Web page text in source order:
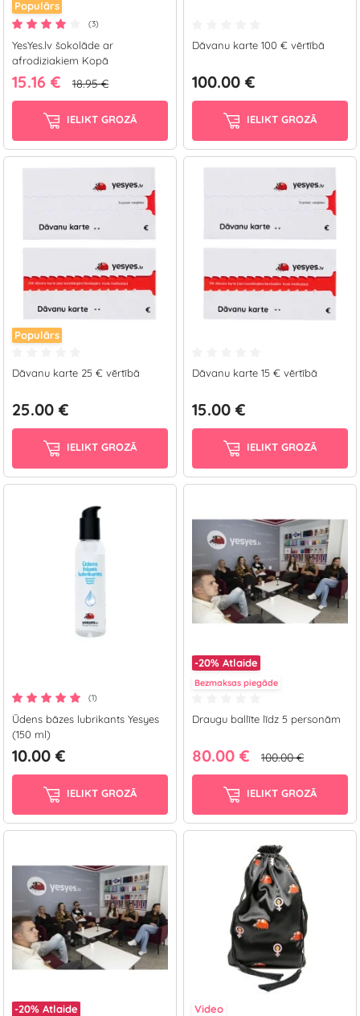
Populārs
(3)
YesYes.lv šokolāde ar
afrodiziakiem Kopā
15.16 € 18.95 €
IELIKT GROZĀ
Dāvanu karte 100 € vērtībā
100.00 €
IELIKT GROZĀ
Populārs
Dāvanu karte 25 € vērtībā
25.00 €
IELIKT GROZĀ
Dāvanu karte 15 € vērtībā
15.00 €
IELIKT GROZĀ
(1)
Ūdens bāzes lubrikants Yesyes
(150 ml)
10.00 €
IELIKT GROZĀ
-20% Atlaide
Bezmaksas piegāde
Draugu ballīte līdz 5 personām
80.00 € 100.00 €
IELIKT GROZĀ
-20% Atlaide Video